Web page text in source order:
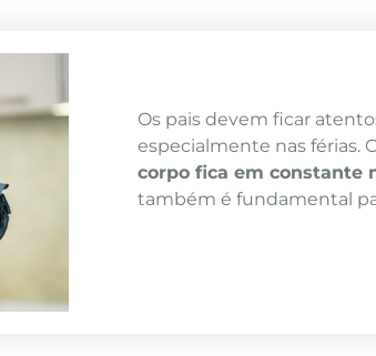
Os pais devem ficar
especialmente nas férias.
corpo fica em constante
também é fundamental